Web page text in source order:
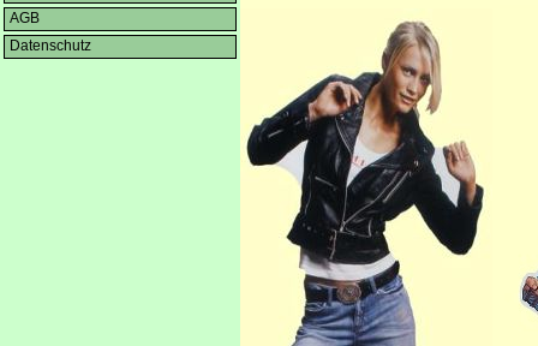
Figuraufsteller mit
Konturstanzung
Pappfigurensind klappbar
AGB
Datenschutz